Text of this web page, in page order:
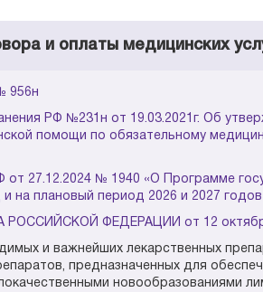
и оплаты медицинских
956н
РФ №231н от 19.03.2021г. Об
помощи по обязательному
от 27.12.2024 № 1940 «О Программе
на плановый период 2026 и 2027
ФЕДЕРАЦИИ от 12 октября
и важнейших лекарственных
предназначенных для
новообразованиями